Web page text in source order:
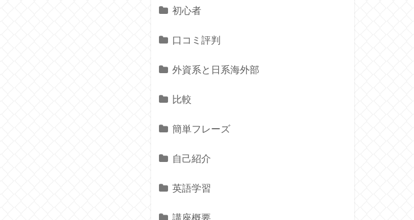
初心者
口コミ評判
外資系と日系海外部
比較
簡単フレーズ
自己紹介
英語学習
講座概要